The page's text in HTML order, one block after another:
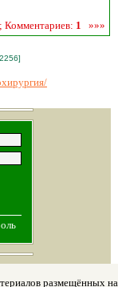
; Комментариев: 1 »»»
размещённых на